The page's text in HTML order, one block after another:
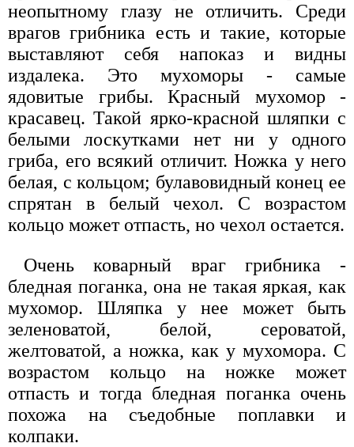
неопытному глазу не отличить. Среди
врагов грибника есть и такие, которые
выставляют себя напоказ и видны
издалека. Это мухоморы - самые
ядовитые грибы. Красный мухомор -
красавец. Такой ярко-красной шляпки с
белыми лоскутками нет ни у одного
гриба, его всякий отличит. Ножка у него
белая, с кольцом; булавовидный конец ее
спрятан в белый чехол. С возрастом
кольцо может отпасть, но чехол остается.
Очень коварный враг грибника -
бледная поганка, она не такая яркая, как
мухомор. Шляпка у нее может быть
зеленоватой, белой, сероватой,
желтоватой, а ножка, как у мухомора. С
возрастом кольцо на ножке может
отпасть и тогда бледная поганка очень
похожа на съедобные поплавки и
колпаки.